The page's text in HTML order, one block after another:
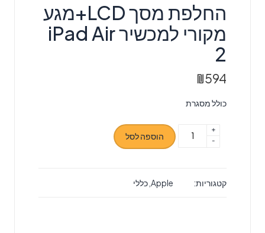
החלפת מסך LCD+מגע
מקורי למכשיר iPad Air
2
₪594
כולל מסגרת
כמות
LCD+מגע
-
+
הוספה לסל
קטגוריות: Apple כללי